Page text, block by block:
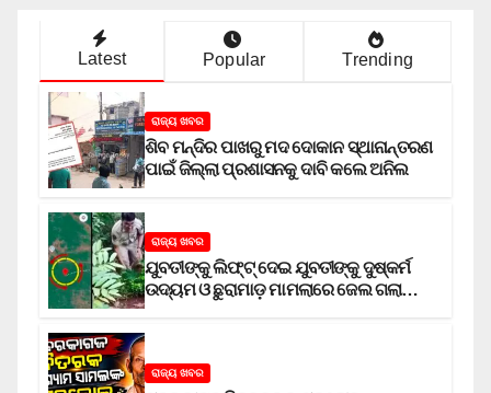
Latest Popular Trending
ରାଜ୍ୟ ଖବର
ଶିବ ମନ୍ଦିର ପାଖରୁ ମଦ ଦୋକାନ ସ୍ଥାନାନ୍ତରଣ
ପାଇଁ ଜିଲ୍ଲା ପ୍ରଶାସନକୁ ଦାବି କଲେ ଅନିଲ
ରାଜ୍ୟ ଖବର
ଯୁବତୀଙ୍କୁ ଲିଫ୍‌ଟ୍‌ ଦେଇ ଯୁବତୀଙ୍କୁ ଦୁଷ୍କର୍ମ
ଉଦ୍ୟମ ଓ ଛୁରାମାଡ଼ ମାମଲାରେ ଜେଲ ଗଲା
ରାଜ୍ୟ ଖବର